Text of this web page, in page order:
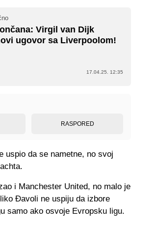
Virgil van Dijk
ugovor sa Liverpoolom!
17.04.25. 12:35
RASPORED
uspio da se nametne, no svoj
i Manchester United, no malo je
Đavoli ne uspiju da izbore
samo ako osvoje Evropsku ligu.